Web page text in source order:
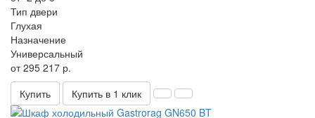
Тип двери
Глухая
Назначение
Универсальный
от 295 217 р.
Купить
Купить в 1 клик